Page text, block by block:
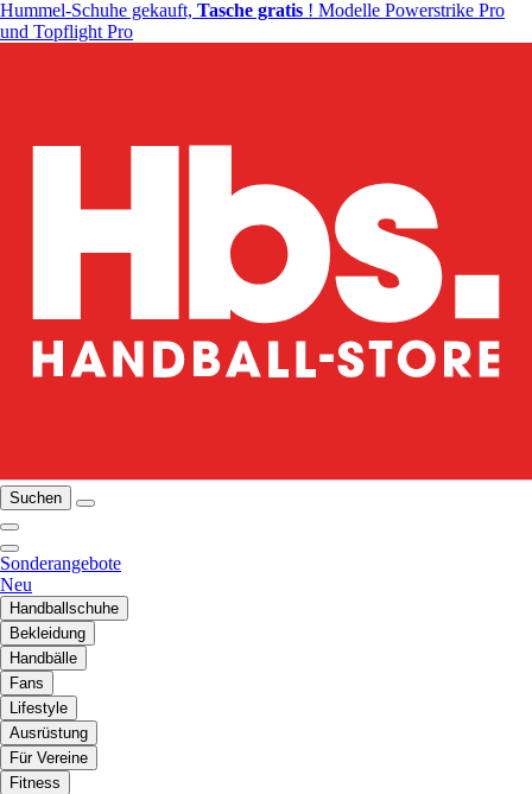
Hummel-Schuhe gekauft, Tasche gratis ! Modelle Powerstrike Pro
und Topflight Pro
Suchen
Sonderangebote
Neu
Handballschuhe
Bekleidung
Handbälle
Fans
Lifestyle
Ausrüstung
Für Vereine
Fitness